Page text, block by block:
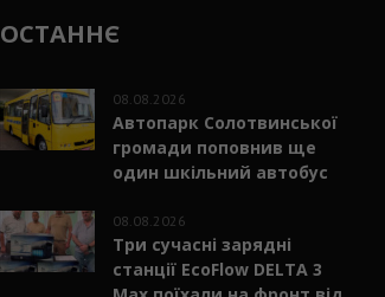
ОСТАННЄ
Автопарк Солотвинської
громади поповнив ще
один шкільний автобус
Три сучасні зарядні
станції EcoFlow DELTA 3
Max поїхали на фронт від